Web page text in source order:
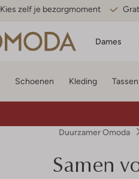
Kies zelf je bezorgmoment
Dames
Schoenen Kleding
Duurzamer Omoda
Samen